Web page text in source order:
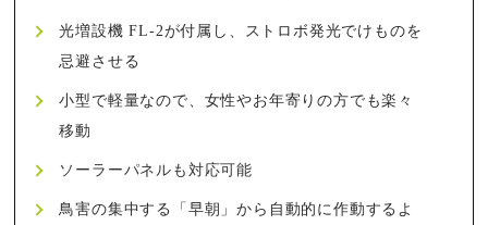
光増設機 FL-2が付属し、ストロボ発光でけものを
忌避させる
小型で軽量なので、女性やお年寄りの方でも楽々
移動
ソーラーパネルも対応可能
鳥害の集中する「早朝」から自動的に作動するよ